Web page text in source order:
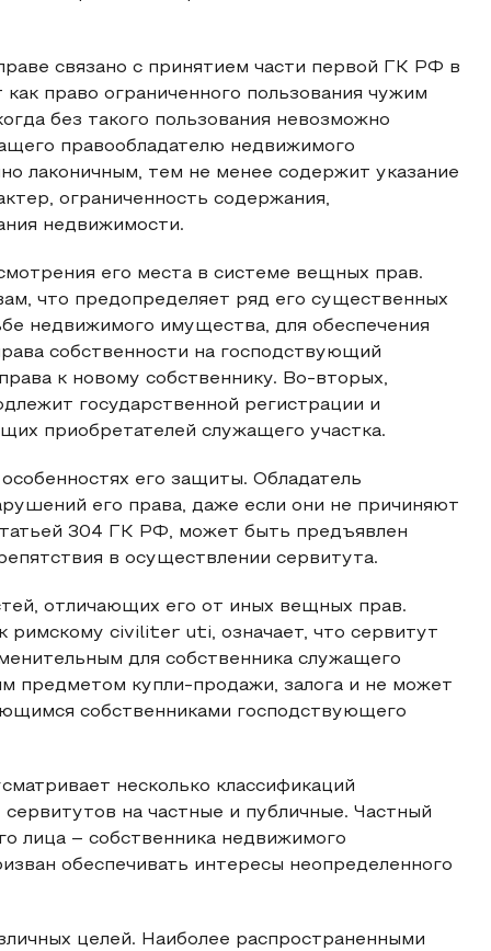
связано с принятием части первой ГК РФ в
право ограниченного пользования чужим
без такого пользования невозможно
правообладателю недвижимого
лаконичным, тем не менее содержит указание
ограниченность содержания,
недвижимости.
его места в системе вещных прав.
что предопределяет ряд его существенных
недвижимого имущества, для обеспечения
собственности на господствующий
к новому собственнику. Во-вторых,
государственной регистрации и
приобретателей служащего участка.
его защиты. Обладатель
его права, даже если они не причиняют
304 ГК РФ, может быть предъявлен
в осуществлении сервитута.
отличающих его от иных вещных прав.
civiliter uti, означает, что сервитут
для собственника служащего
предметом купли-продажи, залога и не может
собственниками господствующего
несколько классификаций
на частные и публичные. Частный
лица – собственника недвижимого
обеспечивать интересы неопределенного
целей. Наиболее распространенными